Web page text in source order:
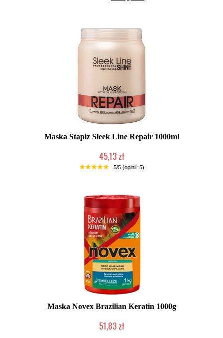
Maska Stapiz Sleek Line Repair 1000ml
45,13 zł
Duża ilość (wysyłka w 24h)
5/5 (opinii: 5)
Maska Novex Brazilian Keratin 1000g
51,83 zł